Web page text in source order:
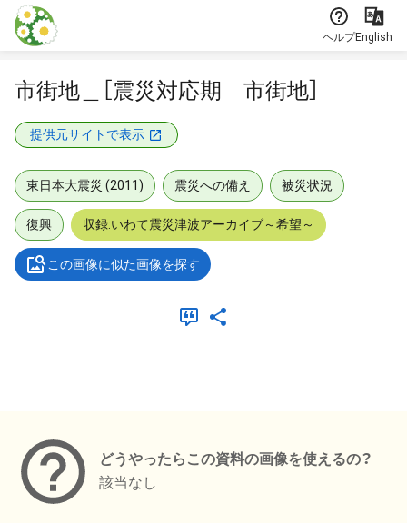
本文に飛ぶ
ヘルプEnglish
市街地＿［震災対応期 市街地］
提供元サイトで表示
東日本大震災 (2011) 震災への備え 被災状況
復興 収録:いわて震災津波アーカイブ～希望～
この画像に似た画像を探す
どうやったらこの資料の画像を使えるの？
該当なし